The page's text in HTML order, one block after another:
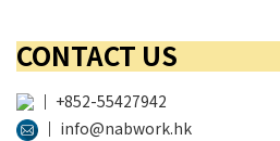
CONTACT US
│ +852-55427942
│ info@nabwork.hk